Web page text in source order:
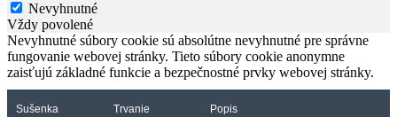
Nevyhnutné
Vždy povolené
Nevyhnutné súbory cookie sú absolútne nevyhnutné pre správne
fungovanie webovej stránky. Tieto súbory cookie anonymne
zaisťujú základné funkcie a bezpečnostné prvky webovej stránky.
Sušenka Trvanie Popis